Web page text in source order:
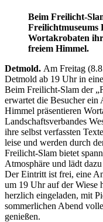
Beim Freilicht-
Freilichtmuseums
Wortakrobaten
freiem Himmel.
Detmold. Am Freitag
Detmold ab 19 Uhr in
Beim Freilicht-Slam der
erwartet die Besucher
Himmel präsentieren
Landschaftsverbandes
ihre selbst verfassten
leise und werden durch
Freilicht-Slam bietet
Atmosphäre und lädt
Der Eintritt ist frei, eine
um 19 Uhr auf der Wiese
herzlich eingeladen, mit
sommerlichen Abend
genießen.